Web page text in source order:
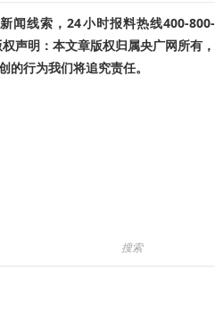
闻线索，24小时报料热线400-800-
声明：本文章版权归属央广网所有，
行为我们将追究责任。